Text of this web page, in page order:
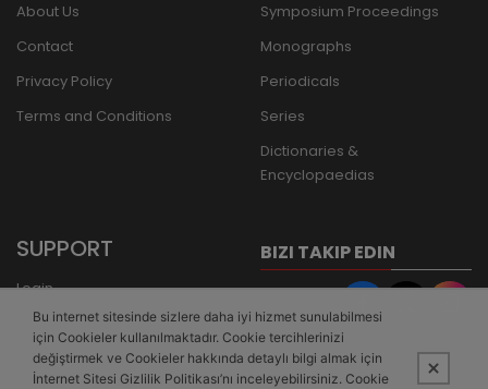
About Us
Contact
Privacy Policy
Terms and Conditions
Symposium Proceedings
Monographs
Periodicals
Series
Dictionaries &
Encyclopaedias
SUPPORT
Login
Register
Forgot Password
BIZI TAKIP EDIN
Bu internet sitesinde sizlere daha iyi hizmet sunulabilmesi
için Cookieler kullanılmaktadır. Cookie tercihlerinizi
değiştirmek ve Cookieler hakkında detaylı bilgi almak için
İnternet Sitesi Gizlilik Politikası’nı inceleyebilirsiniz. Cookie